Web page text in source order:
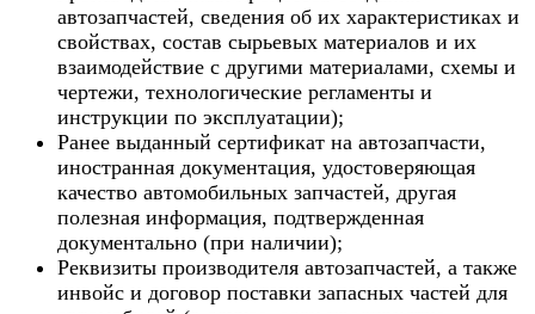
автозапчастей, сведения об их характеристиках и
свойствах, состав сырьевых материалов и их
взаимодействие с другими материалами, схемы и
чертежи, технологические регламенты и
инструкции по эксплуатации);
Ранее выданный сертификат на автозапчасти,
иностранная документация, удостоверяющая
качество автомобильных запчастей, другая
полезная информация, подтвержденная
документально (при наличии);
Реквизиты производителя автозапчастей, а также
инвойс и договор поставки запасных частей для